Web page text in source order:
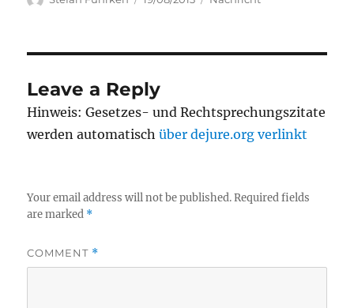
Leave a Reply
Hinweis: Gesetzes- und Rechtsprechungszitate
werden automatischüber dejure.org verlinkt
Your email address will not be published. Required fields
are marked *
COMMENT *